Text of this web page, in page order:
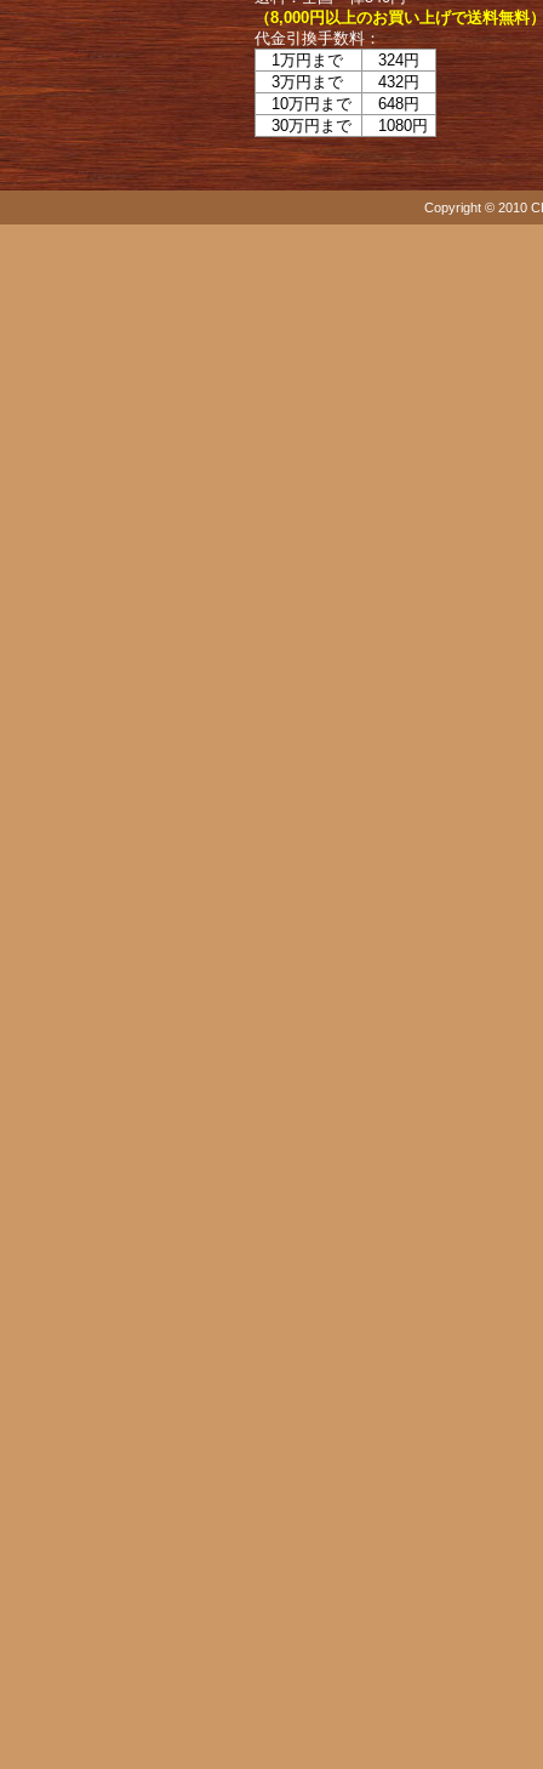
（8,000円以上のお買い上げで送料無料
代金引換手数料：
1万円まで
324円
3万円まで
432円
10万円まで
648円
30万円まで
1080円
Copyright © 2010